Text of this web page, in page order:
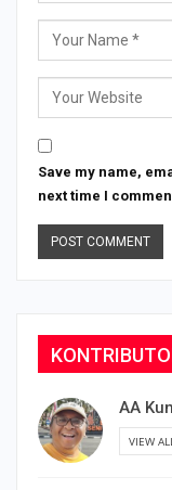
Save my name,
next time I
AA
VIEW